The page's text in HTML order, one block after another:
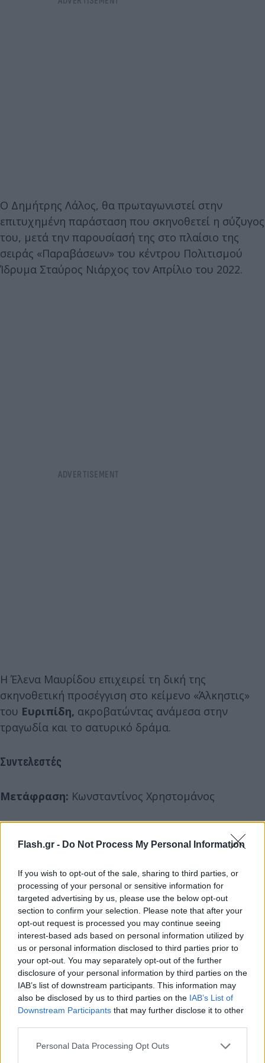
Flash.gr - Do Not Process My Personal Information
If you wish to opt-out of the sale, sharing to third parties, or
processing of your personal or sensitive information for
targeted advertising by us, please use the below opt-out
section to confirm your selection. Please note that after your
opt-out request is processed you may continue seeing
interest-based ads based on personal information utilized by
us or personal information disclosed to third parties prior to
your opt-out. You may separately opt-out of the further
disclosure of your personal information by third parties on the
IAB’s list of downstream participants. This information may
also be disclosed by us to third parties on the IAB’s List of
Downstream Participants that may further disclose it to other
Please note that this website/app uses one or more Google
Personal Data Processing Opt Outs
Ο Δημήτρης Λάλος, θα πρωταγωνιστεί στην
επιτυχημένη παράσταση που σκηνοθετεί η σύζυγος
του, μετά την παρουσίασή της στο πλαίσιο της
σειράς «Παραβάσεων» του κέντρου Πολιτισμού
Ίδρυμα Σταύρος Νιάρχος τον Απρίλιο του 2022.
Η Έλενα Μαυρίδου επιχειρεί τη δική της
σκηνοθετική προσέγγιση στο κείμενο «Άλκηστις»
του Ευριπίδη, ακροβατώντας ανάμεσα στην
τραγωδία και το σατυρικό δράμα.
Συντελεστές
Μετάφραση: Κωνσταντίνος Χρηστομάνος